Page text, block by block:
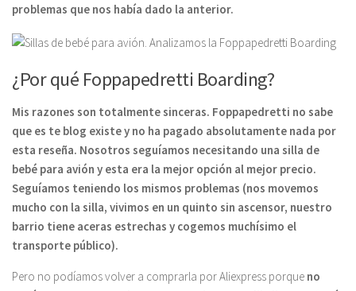
problemas que nos había dado la anterior.
¿Por qué Foppapedretti Boarding?
Mis razones son totalmente sinceras. Foppapedretti no sabe
que es te blog existe y no ha pagado absolutamente nada por
esta reseña. Nosotros seguíamos necesitando una silla de
bebé para avión y esta era la mejor opción al mejor precio.
Seguíamos teniendo los mismos problemas (nos movemos
mucho con la silla, vivimos en un quinto sin ascensor, nuestro
barrio tiene aceras estrechas y cogemos muchísimo el
transporte público).
Pero no podíamos volver a comprarla por Aliexpress porque no